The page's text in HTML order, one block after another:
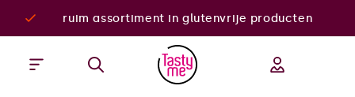
ruim assortiment in glutenvrije producten